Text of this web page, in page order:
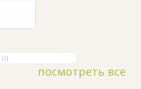
посмотреть все